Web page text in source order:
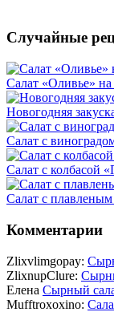
Случайные
Салат «Оливье»
Новогодняя
Салат с
Салат с колбасой
Салат с
Комментарии
Zlixvlimgopay:
ZlixnupClure:
Елена Сырный
Mufftroxoxino: